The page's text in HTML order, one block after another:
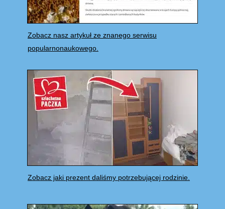
Zobacz nasz artykuł ze znanego serwisu
popularnonaukowego.
Zobacz jaki prezent daliśmy potrzebującej rodzinie.